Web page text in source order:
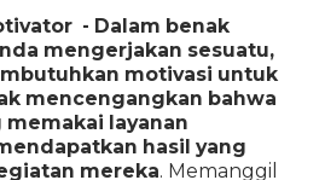
- Dalam benak
mengerjakan sesuatu,
motivasi untuk
mencengangkan bahwa
layanan
hasil yang
mereka. Memanggil